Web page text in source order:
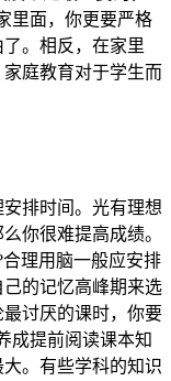
里面，你更要严格
。相反，在家里
庭教育对于学生而
排时间。光有理想
你很难提高成绩。
理用脑一般应安排
的记忆高峰期来选
讨厌的课时，你要
成提前阅读课本知
。有些学科的知识